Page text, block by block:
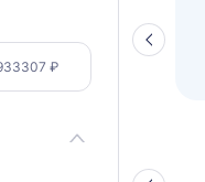
Стрелка
паллетоупаковщик
2000